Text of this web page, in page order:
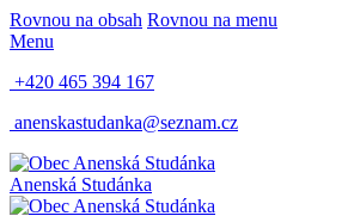
Rovnou na obsah Rovnou na menu
Menu
+420 465 394 167
anenskastudanka@seznam.cz
Anenská Studánka